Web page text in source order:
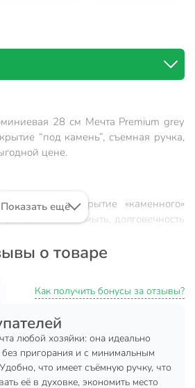
28 см Мечта Premium grey
“под камень”, съемная ручка,
цене.
покрытие «каменного»
легко мыть, долговечность
28 см, литой алюминий 6 мм
подходит для газовых,
плит и духовки
дачи, в подарок
выбрать для жарки мяса, рыбы
Мечта Premium grey 28 см с
Показать ещё
о товаре
Как получить бонусы за отзывы?
любой хозяйки: она идеально
пригорания и с минимальным
что имеет съёмную ручку, что
её в духовке, экономить место